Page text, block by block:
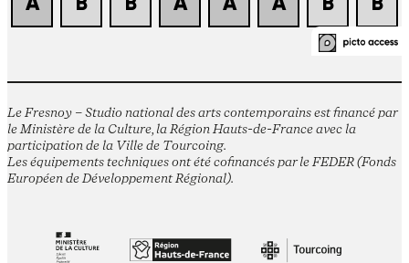
Le Fresnoy – Studio national des arts contemporains est financé par
le Ministère de la Culture, la Région Hauts-de-France avec la
participation de la Ville de Tourcoing.
Les équipements techniques ont été cofinancés par le FEDER (Fonds
Européen de Développement Régional).